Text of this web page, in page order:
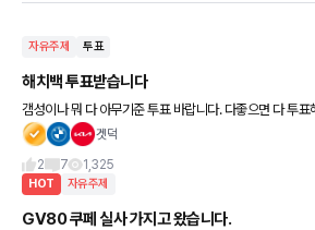
자유주제 투표
해치백 투표받습니다
갬성이나 뭐 다 아무기준 투표 바랍니다. 다좋으면 다 투표
겟덕
2
7 1,325
HOT 자유주제
GV80 쿠페 실사 가지고 왔습니다.